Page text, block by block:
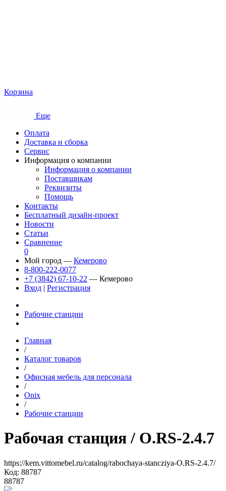
Корзина
Еще
Оплата
Доставка и сборка
Сервис
Информация о компании
Информация о компании
Поставщикам
Реквизиты
Помощь
Контакты
Бесплатный дизайн-проект
Новости
Статьи
Сравнение
0
Мой город — Кемерово
8-800-222-0077
+7 (3842) 67-10-22 — Кемерово
Вход | Регистрация
Рабочие станции
Главная
/
Каталог товаров
/
Офисная мебель для персонала
/
Onix
/
Рабочие станции
Рабочая станция / O.RS-2.4.7
https://kem.vittomebel.ru/catalog/rabochaya-stancziya-O.RS-2.4.7/
Код: 88787
88787